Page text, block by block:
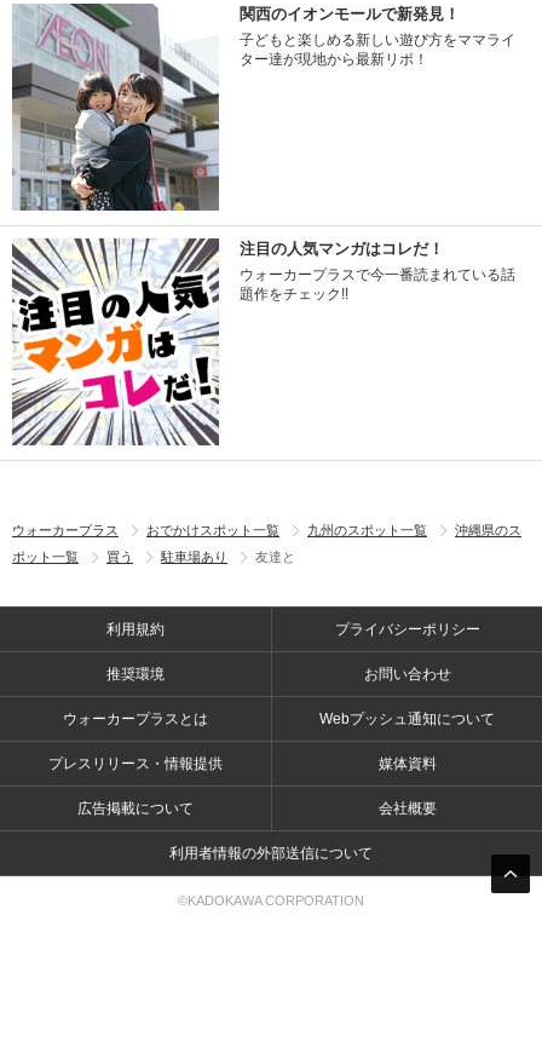
関西のイオンモールで新発見！
子どもと楽しめる新しい遊び方をママライ
ター達が現地から最新リポ！
注目の人気マンガはコレだ！
ウォーカープラスで今一番読まれている話
題作をチェック!!
ウォーカープラス おでかけスポット一覧 九州のスポット一覧
沖縄県のス
ポット一覧
買う 駐車場あり 友達と
利用規約 プライバシーポリシー
推奨環境 お問い合わせ
ウォーカープラスとは Webプッシュ通知について
プレスリリース・情報提供 媒体資料
広告掲載について 会社概要
利用者情報の外部送信について
©KADOKAWA CORPORATION